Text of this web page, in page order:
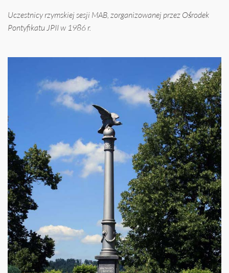
Uczestnicy rzymskiej sesji MAB, zorganizowanej przez Ośrodek
Pontyfikatu JPII w 1986 r.